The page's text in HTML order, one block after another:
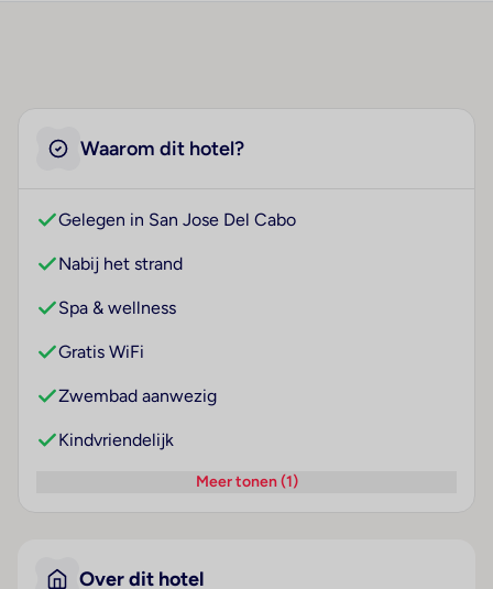
Waarom dit hotel?
Gelegen in San Jose Del Cabo
Nabij het strand
Spa & wellness
Gratis WiFi
Zwembad aanwezig
Kindvriendelijk
Meer tonen (1)
Over dit hotel